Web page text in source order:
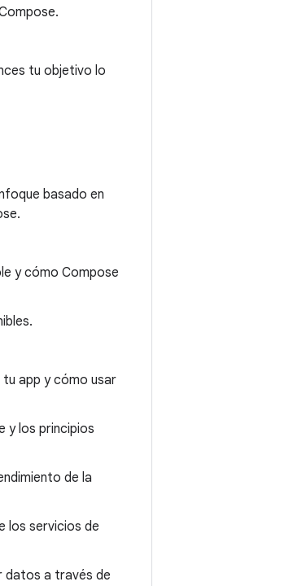
tu objetivo lo
basado en
y cómo Compose
tu app y cómo usar
y los principios
de la
los servicios de
datos a través de